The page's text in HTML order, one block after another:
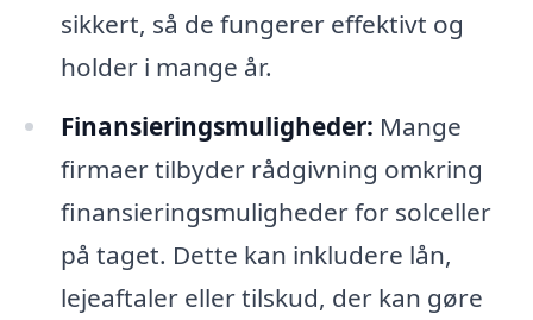
sikkert, så de fungerer effektivt og
holder i mange år.
Finansieringsmuligheder: Mange
firmaer tilbyder rådgivning omkring
finansieringsmuligheder for solceller
på taget. Dette kan inkludere lån,
lejeaftaler eller tilskud, der kan gøre